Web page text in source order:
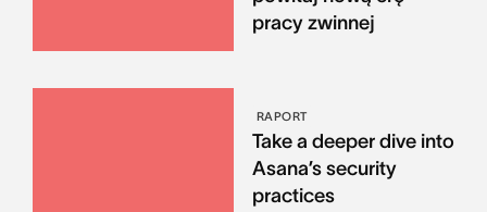
pracy zwinnej
RAPORT
Take a deeper dive into
Asana’s security
practices